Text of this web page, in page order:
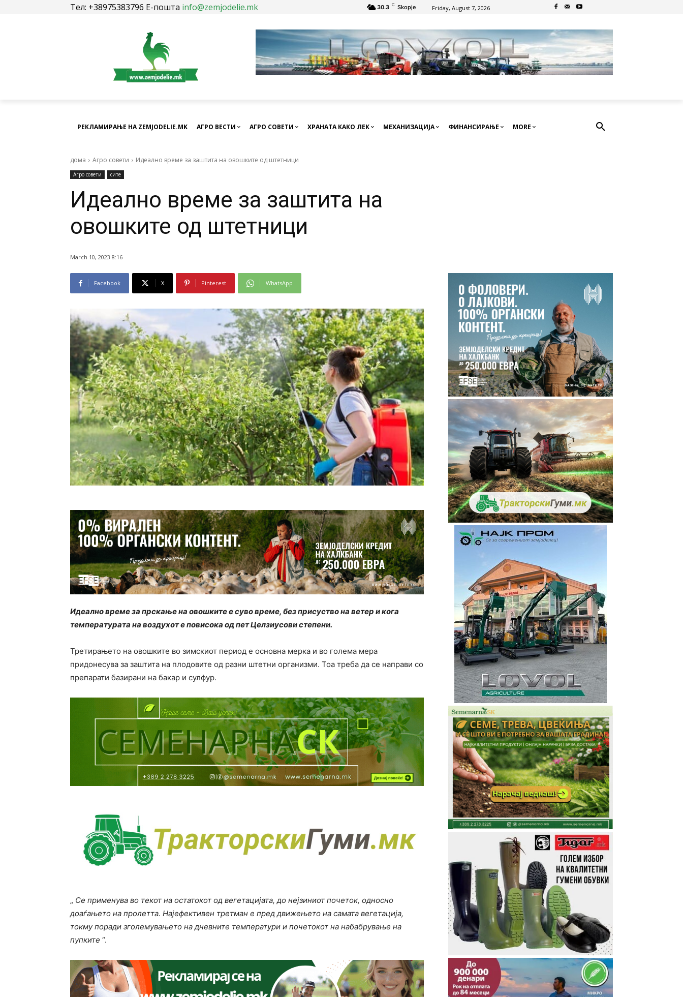
Тел: +38975383796 Е-пошта info@zemjodelie.mk 30.3 C Skopje Friday, August 7, 2026
РЕКЛАМИРАЊЕ НА ZEMJODELIE.MK АГРО ВЕСТИ АГРО СОВЕТИ ХРАНАТА КАКО ЛЕК МЕХАНИЗАЦИЈА ФИНАНСИРАЊЕ MORE
дома Агро совети Идеално време за заштита на овошките од штетници
Агро совети сите
Идеално време за заштита на
овошките од штетници
March 10, 2023 8:16
Facebook X Pinterest WhatsApp
Идеално време за прскање на овошките е суво време, без присуство на ветер и кога
температурата на воздухот е повисока од пет Целзиусови степени.
Третирањето на овошките во зимскиот период е основна мерка и во голема мера
придонесува за заштита на плодовите од разни штетни организми. Тоа треба да се направи со
препарати базирани на бакар и сулфур.
„ Се применува во текот на остатокот од вегетацијата, до нејзиниот почеток, односно
доаѓањето на пролетта. Најефективен третман е пред движењето на самата вегетација,
токму поради зголемувањето на дневните температури и почетокот на набабрување на
пупките “.